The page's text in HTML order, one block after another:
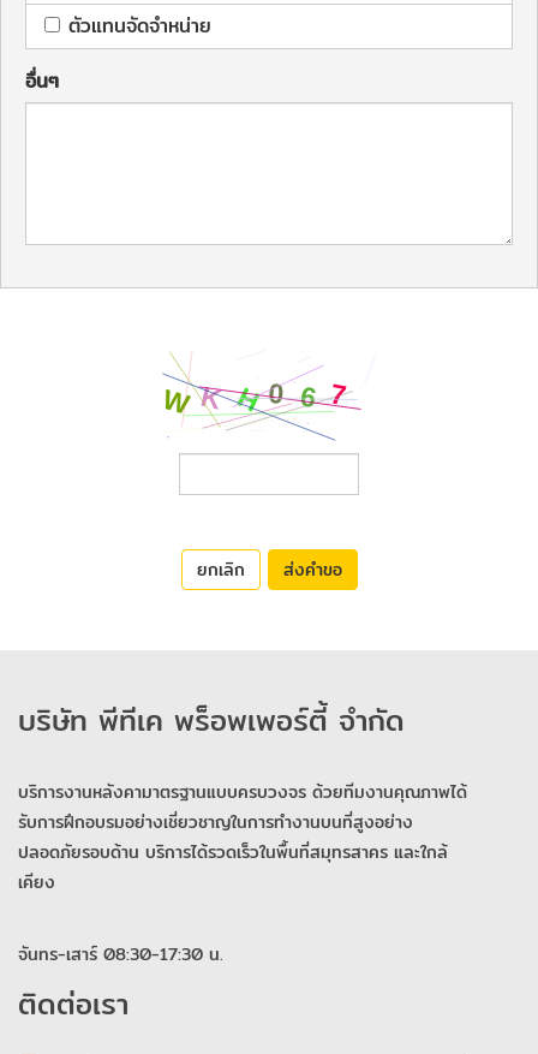
ตัวแทนจัดจำหน่าย
อื่นๆ
ยกเลิก ส่งคำขอ
บริษัท พีทีเค พร็อพเพอร์ตี้ จำกัด
บริการงานหลังคามาตรฐานแบบครบวงจร ด้วยทีมงานคุณภาพได้
รับการฝึกอบรมอย่างเชี่ยวชาญในการทำงานบนที่สูงอย่าง
ปลอดภัยรอบด้าน บริการได้รวดเร็วในพื้นที่สมุทรสาคร และใกล้
เคียง
จันทร-เสาร์ 08:30-17:30 น.
ติดต่อเรา